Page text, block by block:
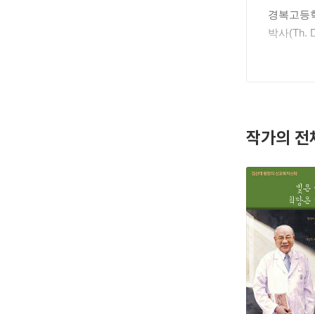
경복고등
박사(Th.
기독교
회(통합)
기』 등
수상 등
1981년 2
2017년
2018년 3
2018-
작가의 전